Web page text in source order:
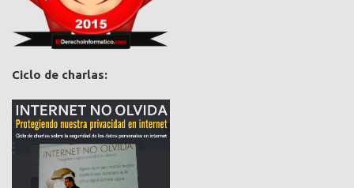
Ciclo de charlas: